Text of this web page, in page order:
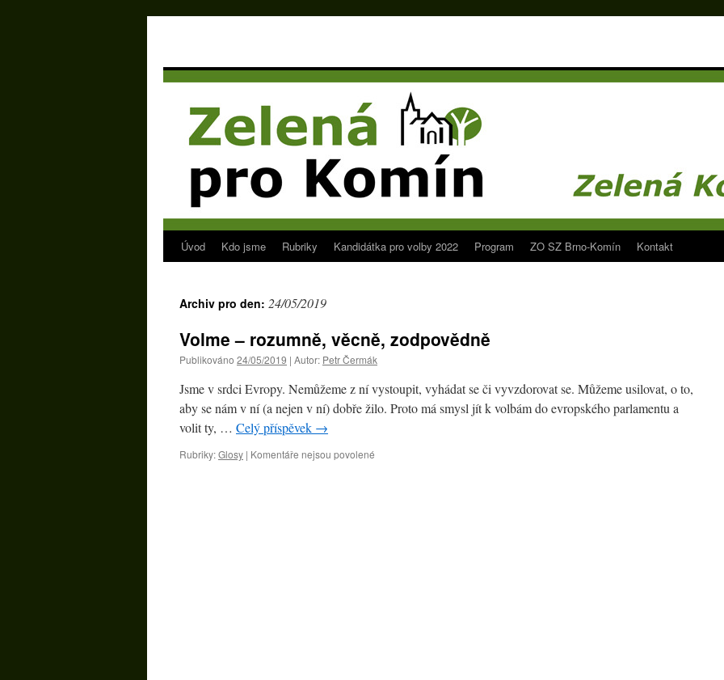
Přejít
obsahu
webu
Úvod Kdo jsme Rubriky Kandidátka pro volby 2022 Program ZO SZ Brno-Komín Kontakt
Archiv pro den: 24/05/2019
Volme – rozumně, věcně, zodpovědně
Publikováno 24/05/2019 | Autor: Petr Čermák
Jsme v srdci Evropy. Nemůžeme z ní vystoupit, vyhádat se či vyvzdorovat se. Můžeme usilovat, o to,
aby se nám v ní (a nejen v ní) dobře žilo. Proto má smysl jít k volbám do evropského parlamentu a
volit ty, … Celý příspěvek →
Rubriky:Glosy | Komentáře nejsou povolené